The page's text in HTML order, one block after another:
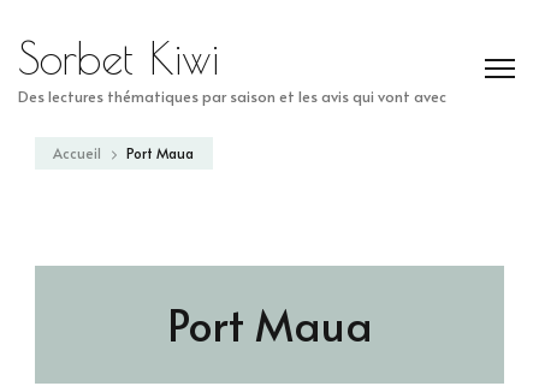
Sorbet Kiwi
Des lectures thématiques par saison et les avis qui vont avec
Accueil Port Maua
Port Maua